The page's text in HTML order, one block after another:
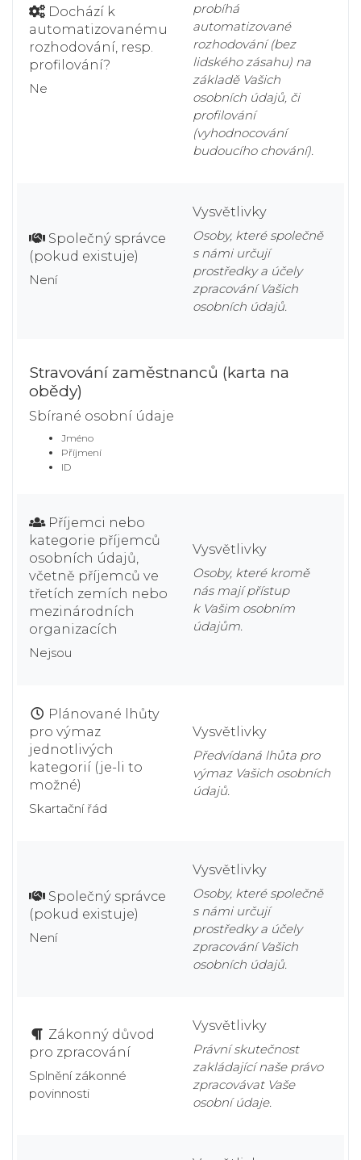
Dochází k
automatizovanému
rozhodování, resp.
profilování?
Ne
probíhá
automatizované
rozhodování (bez
lidského zásahu) na
základě Vašich
osobních údajů, či
profilování
(vyhodnocování
budoucího chování).
Společný správce
(pokud existuje)
Není
Vysvětlivky
Osoby, které společně
s námi určují
prostředky a účely
zpracování Vašich
osobních údajů.
Stravování zaměstnanců (karta na
obědy)
Sbírané osobní údaje
Jméno
Příjmení
ID
Příjemci nebo
kategorie příjemců
osobních údajů,
včetně příjemců ve
třetích zemích nebo
mezinárodních
organizacích
Nejsou
Vysvětlivky
Osoby, které kromě
nás mají přístup
k Vašim osobním
údajům.
Plánované lhůty
pro výmaz
jednotlivých
kategorií (je-li to
možné)
Skartační řád
Vysvětlivky
Předvídaná lhůta pro
výmaz Vašich osobních
údajů.
Společný správce
(pokud existuje)
Není
Vysvětlivky
Osoby, které společně
s námi určují
prostředky a účely
zpracování Vašich
osobních údajů.
Zákonný důvod
pro zpracování
Splnění zákonné
povinnosti
Vysvětlivky
Právní skutečnost
zakládající naše právo
zpracovávat Vaše
osobní údaje.